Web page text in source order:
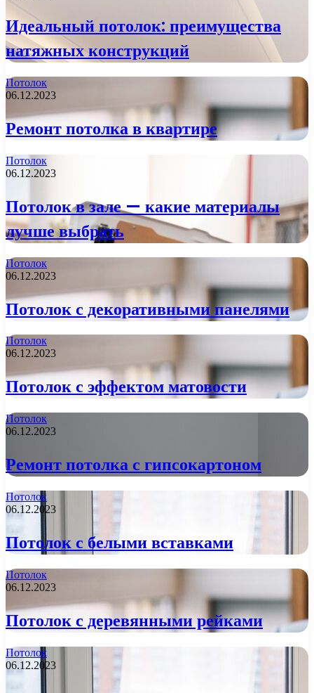
Идеальный потолок: преимущества
натяжных конструкций
Потолок
06.12.2023
Ремонт потолка в квартире
Потолок
06.12.2023
Потолок в зале — какие материалы
лучше выбрать
Потолок
06.12.2023
Потолок с декоративными панелями
Потолок
06.12.2023
Потолок с эффектом матовости
Потолок
06.12.2023
Ремонт потолка с гипсокартоном
Потолок
06.12.2023
Потолок с белыми вставками
Потолок
06.12.2023
Потолок с деревянными рейками
Потолок
06.12.2023